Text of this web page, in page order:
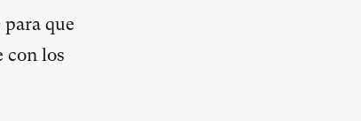
que
con los